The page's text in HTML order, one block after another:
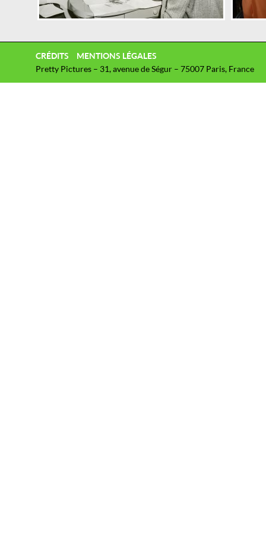
CRÉDITS
MENTIONS LÉGALES
Pretty Pictures – 31, avenue de Ségur – 75007 Paris, France